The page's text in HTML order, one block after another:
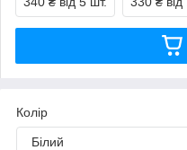
Колір
Білий